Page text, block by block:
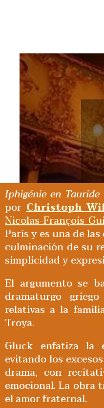
Iphigénie en Tauride
porChristoph
Nicolas-François
París y es una de
culminación de su
simplicidad y
El argumento se
dramaturgo
relativas a la
Troya.
Gluck enfatiza la
evitando los
drama, con
emocional. La obra
el amor fraternal.